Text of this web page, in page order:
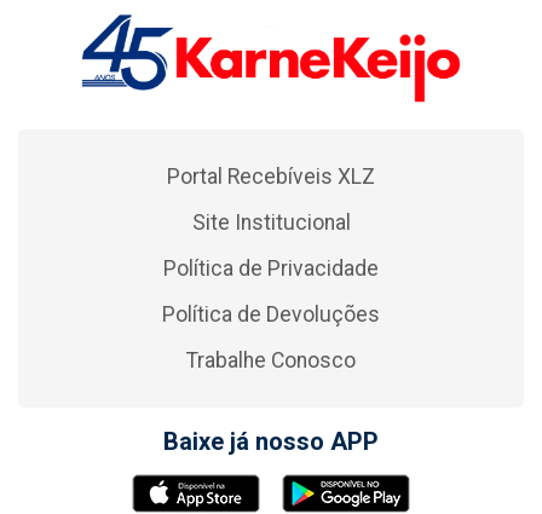
Portal Recebíveis XLZ
Site Institucional
Política de Privacidade
Política de Devoluções
Trabalhe Conosco
Baixe já nosso APP